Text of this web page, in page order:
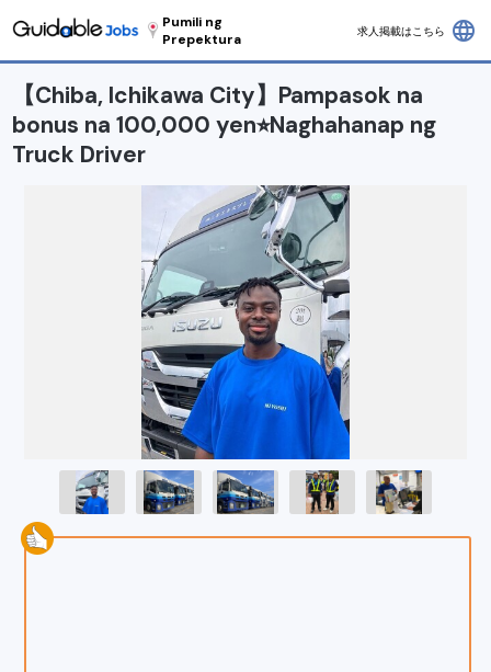
Pumili ng
Prepektura
求人掲載はこちら language
【Chiba, Ichikawa City】Pampasok na
bonus na 100,000 yen⭐︎Naghahanap ng
Truck Driver